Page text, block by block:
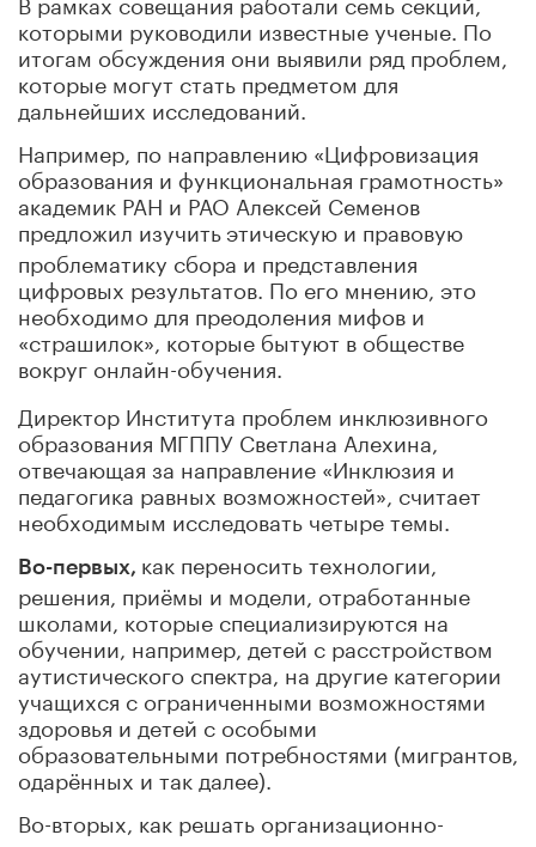
которыми руководили известные ученые. По
итогам обсуждения они выявили ряд проблем,
которые могут стать предметом для
дальнейших исследований.
Например, по направлению «Цифровизация
образования и функциональная грамотность»
академик РАН и РАО Алексей Семенов
предложил изучитьэтическую и правовую
проблематику сбора и представления
цифровых результатов. По его мнению, это
необходимо для преодоления мифов и
«страшилок», которые бытуют в обществе
вокруг онлайн-обучения.
Директор Института проблем инклюзивного
образования МГППУ Светлана Алехина,
отвечающая за направление «Инклюзия и
педагогика равных возможностей», считает
необходимым исследовать четыре темы.
Во-первых, как переносить технологии,
решения, приёмы и модели, отработанные
школами, которые специализируются на
обучении, например, детей с расстройством
аутистического спектра, на другие категории
учащихся с ограниченными возможностями
здоровья и детей с особыми
образовательными потребностями (мигрантов,
одарённых и так далее).
Во-вторых, как решать организационно-